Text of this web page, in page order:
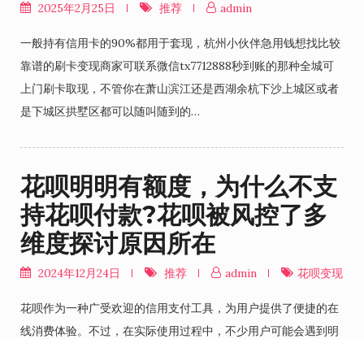
2025年2月25日 推荐 admin
一般持有信用卡的90%都用于套现，杭州小伙伴急用钱想找比较
靠谱的刷卡变现商家可联系微信tx7712888秒到账的那种全城可
上门刷卡取现，不管你在萧山滨江还是西湖余杭下沙上城区或者
是下城区拱墅区都可以随叫随到的…
花呗明明有额度，为什么不支
持花呗付款?花呗被风控了多
维度探讨原因所在
2024年12月24日 推荐 admin 花呗变现
花呗作为一种广受欢迎的信用支付工具，为用户提供了便捷的在
线消费体验。不过，在实际使用过程中，不少用户可能会遇到明